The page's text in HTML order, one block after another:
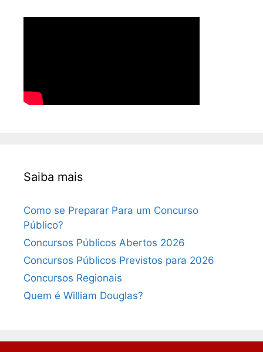
Saiba mais
Como se Preparar Para um Concurso
Público?
Concursos Públicos Abertos 2026
Concursos Públicos Previstos para 2026
Concursos Regionais
Quem é William Douglas?